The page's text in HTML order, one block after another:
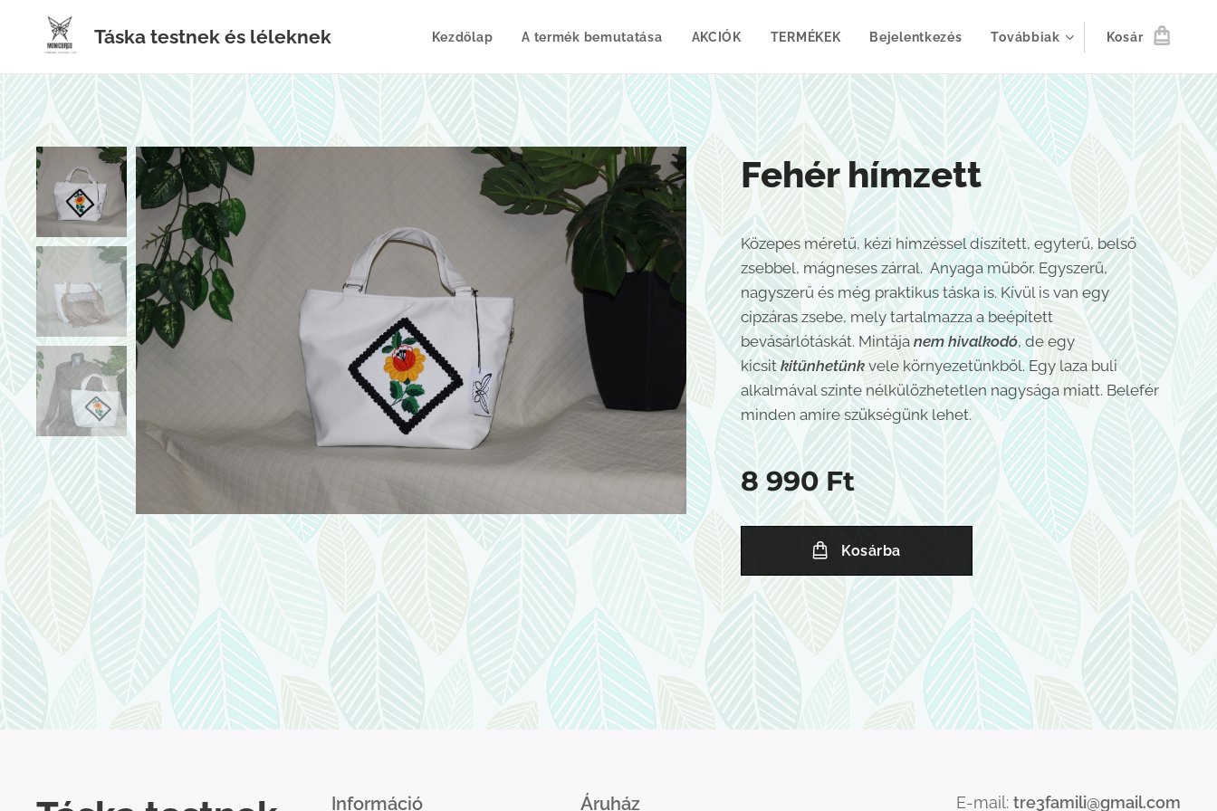
Táska testnek és léleknek Kezdőlap A termék bemutatása AKCIÓK TERMÉKEK Bejelentkezés Továbbiak Kosár
Fehér hímzett
Közepes méretű, kézi hímzéssel díszített, egyterű, belső
zsebbel, mágneses zárral. Anyaga műbőr. Egyszerű,
nagyszerű és még praktikus táska is. Kívül is van egy
cipzáras zsebe, mely tartalmazza a beépített
bevásárlótáskát. Mintájanem hivalkodó, de egy
kicsitkitűnhetünkvele környezetünkből. Egy laza buli
alkalmával szinte nélkülözhetetlen nagysága miatt. Belefér
minden amire szükségünk lehet.
8 990Ft
Kosárba
Információ Áruház E-mail: tre3famili@gmail.com